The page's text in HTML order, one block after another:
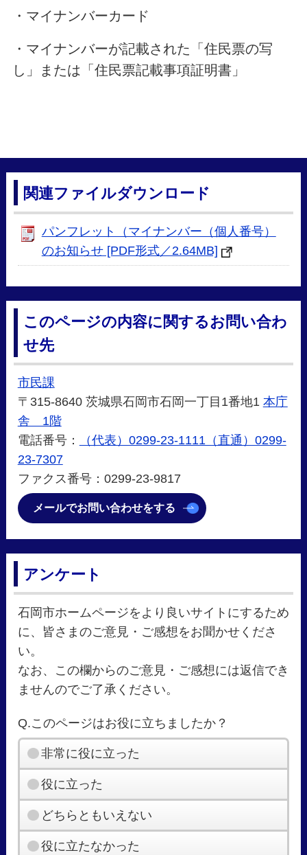
・マイナンバーカード
・マイナンバーが記載された「住民票の写
し」または「住民票記載事項証明書」
関連ファイルダウンロード
パンフレット（マイナンバー（個人番号）
のお知らせ [PDF形式／2.64MB]
このページの内容に関するお問い合わ
せ先
市民課
〒315-8640 茨城県石岡市石岡一丁目1番地1 本庁
舎 1階
電話番号：
（代表）0299-23-1111（直通）0299-
23-7307
ファクス番号：0299-23-9817
メールでお問い合わせをする
アンケート
石岡市ホームページをより良いサイトにするため
に、皆さまのご意見・ご感想をお聞かせくださ
い。
なお、この欄からのご意見・ご感想には返信でき
ませんのでご了承ください。
Q.このページはお役に立ちましたか？
非常に役に立った
役に立った
どちらともいえない
役に立たなかった